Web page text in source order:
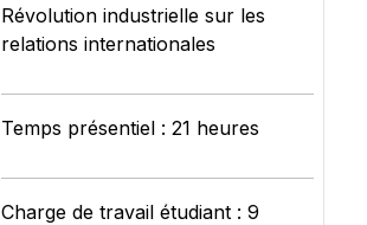
Révolution industrielle sur les
relations internationales
Temps présentiel : 21 heures
Charge de travail étudiant : 9